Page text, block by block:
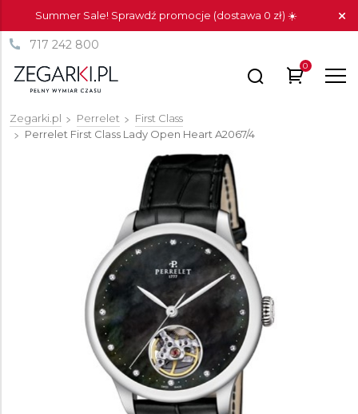
Summer Sale! Sprawdź promocje (dostawa 0 zł) ☀️
717 242 800
0
Zegarki.pl Perrelet
First Class
Perrelet First Class Lady Open Heart A2067/4